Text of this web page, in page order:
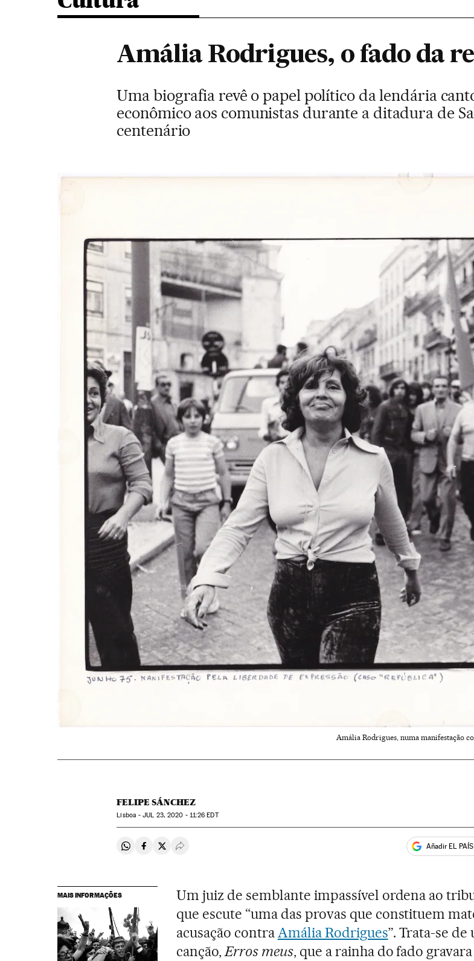
Amália Rodrigues, o fado da
Uma biografia revê o papel político da lendária
econômico aos comunistas durante a ditadura de
centenário
Amália Rodrigues, numa manifestação
FELIPE SÁNCHEZ
Lisboa -JUL 23, 2020 - 11:26 EDT
Compartir en Whatsapp
Compartir en Facebook
Compartir en Twitter
Desplegar Redes Sociales Añadir EL
MAIS INFORMAÇÕES
Um juiz de semblante impassível ordena ao
que escute “uma das provas que constituem
acusação contraAmália Rodrigues”. Trata-se de
canção,Erros meus, que a rainha do fado